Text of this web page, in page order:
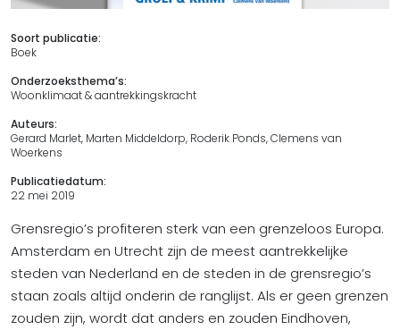
Soort publicatie:
Boek
Onderzoeksthema’s:
Woonklimaat & aantrekkingskracht
Auteurs:
Gerard Marlet, Marten Middeldorp, Roderik Ponds, Clemens van
Woerkens
Publicatiedatum:
22 mei 2019
Grensregio’s profiteren sterk van een grenzeloos Europa.
Amsterdam en Utrecht zijn de meest aantrekkelijke
steden van Nederland en de steden in de grensregio’s
staan zoals altijd onderin de ranglijst. Als er geen grenzen
zouden zijn, wordt dat anders en zouden Eindhoven,